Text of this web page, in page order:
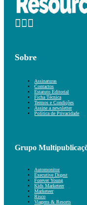
Sobre
Assinaturas
Contactos
Estatuto Editorial
Ficha Técnica
Termos e Condições
Assine a newsletter
Política de Privacidade
Grupo
Automonitor
Executive Digest
Forever Young
Kids Marketeer
Marketeer
Risco
Viagens & Resorts